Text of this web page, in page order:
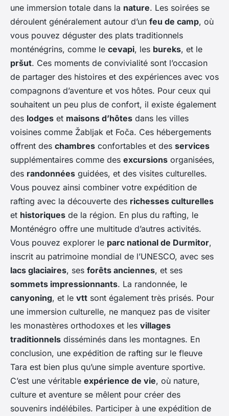
une immersion totale dans la nature. Les soirées se
déroulent généralement autour d’un feu de camp, où
vous pouvez déguster des plats traditionnels
monténégrins, comme le cevapi, les bureks, et le
pršut. Ces moments de convivialité sont l’occasion
de partager des histoires et des expériences avec vos
compagnons d’aventure et vos hôtes. Pour ceux qui
souhaitent un peu plus de confort, il existe également
des lodges et maisons d’hôtes dans les villes
voisines comme Žabljak et Foča. Ces hébergements
offrent des chambres confortables et des services
supplémentaires comme des excursions organisées,
des randonnées guidées, et des visites culturelles.
Vous pouvez ainsi combiner votre expédition de
rafting avec la découverte des richesses culturelles
et historiques de la région. En plus du rafting, le
Monténégro offre une multitude d’autres activités.
Vous pouvez explorer le parc national de Durmitor,
inscrit au patrimoine mondial de l’UNESCO, avec ses
lacs glaciaires, ses forêts anciennes, et ses
sommets impressionnants. La randonnée, le
canyoning, et le vtt sont également très prisés. Pour
une immersion culturelle, ne manquez pas de visiter
les monastères orthodoxes et les villages
traditionnels disséminés dans les montagnes. En
conclusion, une expédition de rafting sur le fleuve
Tara est bien plus qu’une simple aventure sportive.
C’est une véritable expérience de vie, où nature,
culture et aventure se mêlent pour créer des
souvenirs indélébiles. Participer à une expédition de